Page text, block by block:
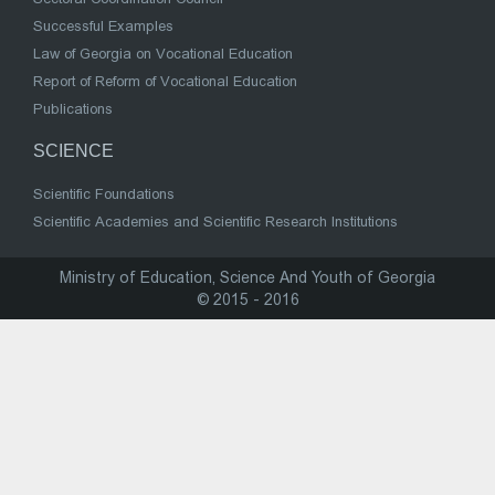
Successful Examples
Law of Georgia on Vocational Education
Report of Reform of Vocational Education
Publications
SCIENCE
Scientific Foundations
Scientific Academies and Scientific Research Institutions
Ministry of Education, Science And Youth of Georgia
© 2015 - 2016